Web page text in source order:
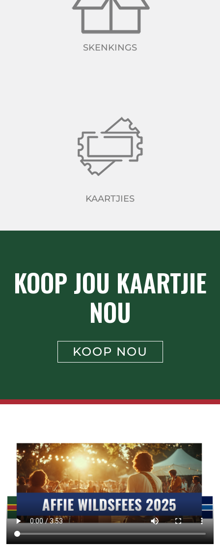
SKENKINGS
KAARTJIES
KOOP JOU KAARTJIE
NOU
KOOP NOU